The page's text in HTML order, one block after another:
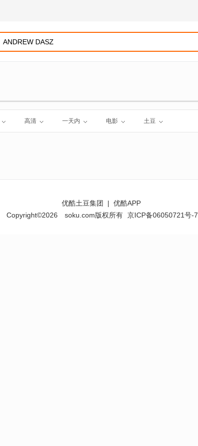
高清 一天内 电影 土豆
优酷土豆集团 | 优酷APP
Copyright©2026
soku.com版权所有 京ICP备06050721号-7